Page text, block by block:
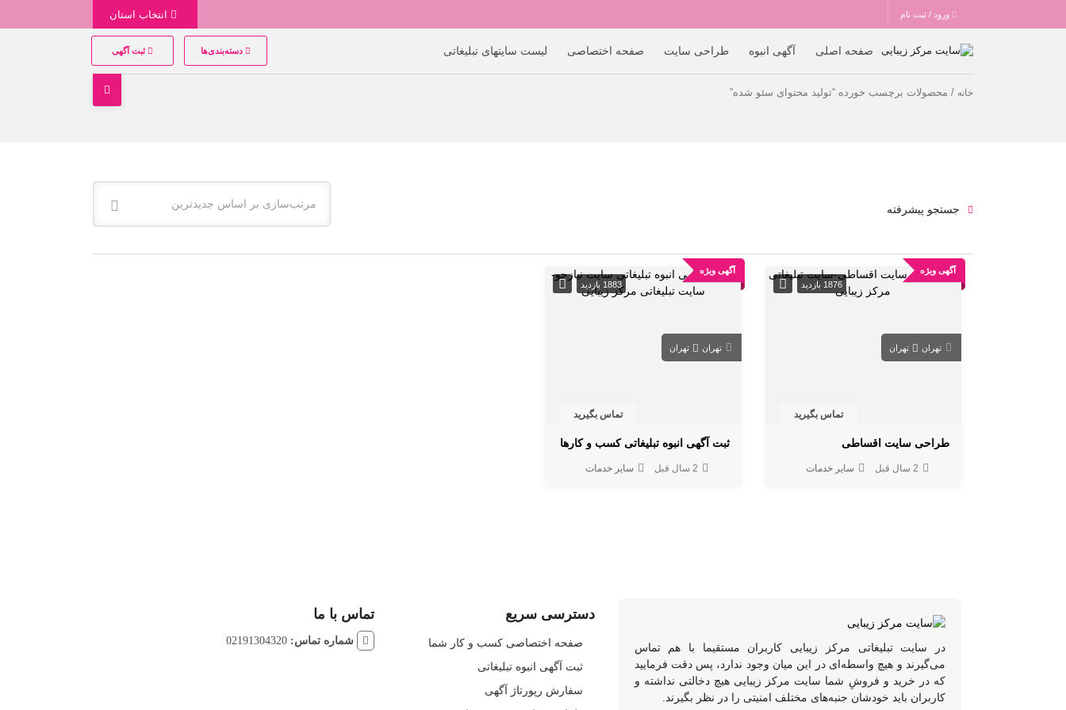
ورود / ثبت نام
صفحه اصلی آگهی انبوه طراحی سایت صفحه اختصاصی لیست سایتهای تبلیغاتی دسته‌بندی‌ها ثبت آگهی
خانه / محصولات برچسب خورده “تولید محتوای سئو شده”
مرتب‌سازی بر اساس جدیدترین جستجو پیشرفته
آگهی ویژه
1876 بازدید
تهران تهران
تماس بگیرید
طراحی سایت اقساطی
2 سال قبل سایر خدمات
آگهی ویژه
1883 بازدید
تهران تهران
تماس بگیرید
ثبت آگهی انبوه تبلیغاتی کسب و کارها
2 سال قبل سایر خدمات
در سایت تبلیغاتی مرکز زیبایی کاربران مستقیما با هم تماس
می‌گیرند و هیچ واسطه‌ای در این میان وجود ندارد، پس دقت فرمایید
که در خرید و فروشِ شما سایت مرکز زیبایی هیچ دخالتی نداشته و
کاربران باید خودشان جنبه‌های مختلف امنیتی را در نظر بگیرند.
دسترسی سریع
صفحه اختصاصی کسب و کار شما
ثبت آگهی انبوه تبلیغاتی
سفارش رپورتاژ آگهی
تماس با ما
شماره تماس: 02191304320